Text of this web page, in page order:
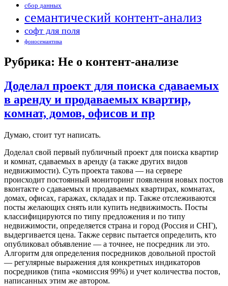
сбор данных
семантический контент-анализ
софт для поля
фоносемантика
Рубрика: Не о контент-анализе
Доделал проект для поиска сдаваемых
в аренду и продаваемых квартир,
комнат, домов, офисов и пр
Думаю, стоит тут написать.
Доделал свой первый публичный проект для поиска квартир
и комнат, сдаваемых в аренду (а также других видов
недвижимости). Суть проекта такова — на сервере
происходит постоянный мониторинг появления новых постов
вконтакте о сдаваемых и продаваемых квартирах, комнатах,
домах, офисах, гаражах, складах и пр. Также отслеживаются
посты желающих снять или купить недвижимость. Посты
классифицируются по типу предложения и по типу
недвижимости, определяется страна и город (Россия и СНГ),
выдергивается цена. Также сервис пытается определить, кто
опубликовал объявление — а точнее, не посредник ли это.
Алгоритм для определения посредников довольной простой
— регулярные выражения для конкретных индикаторов
посредников (типа «комиссия 99%) и учет количества постов,
написанных этим же автором.